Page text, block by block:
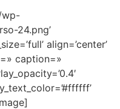
wp-
24.png’
align=’center’
caption=»